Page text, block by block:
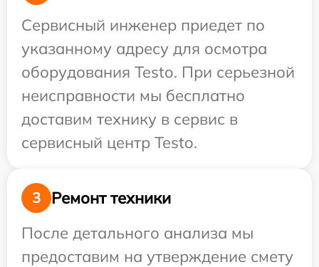
Сервисный инженер приедет по
указанному адресу для осмотра
оборудования Testo. При серьезной
неисправности мы бесплатно
доставим технику в сервис в
сервисный центр Testo.
3
Ремонт техники
После детального анализа мы
предоставим на утверждение смету